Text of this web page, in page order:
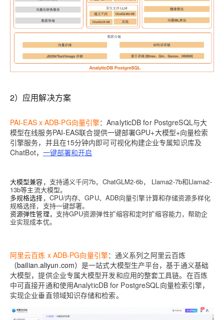
2）应用解决方案
PAI-EAS x ADB-PG向量引擎：AnalyticDB for PostgreSQL与大
模型在线服务PAI-EAS联合提供一键部署GPU+大模型+向量检索
引擎服务，并且在15分钟内即可可视化构建企业专属知识库及
ChatBot， 一键部署和开启
大模型兼容， 支持通义千问7b，ChatGLM2-6b， Llama2-7b和Llama2-
13b等主流大模型。
多规格选择， CPU/内存、GPU、ADB向量引擎计算和存储资源多样化
规格选择，支持一键部署。
资源弹性管理， 支持GPU资源弹性扩缩容和定时扩缩容能力，帮助企
业实现成本优。
阿里云百炼 x ADB-PG向量引擎： 通义系列之阿里云百炼
（bailian.aliyun.com）是一站式大模型生产平台，基于通义基础
大模型，提供企业专属大模型开发和应用的整套工具链。在百炼
中可直接开通和使用AnalyticDB for PostgreSQL向量检索引擎，
实现企业垂直领域知识存储和检索。